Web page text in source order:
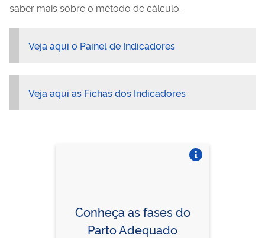
saber mais sobre o método de cálculo.
Veja aqui o Painel de Indicadores
Veja aqui as Fichas dos Indicadores
Conheça as fases do
Parto Adequado